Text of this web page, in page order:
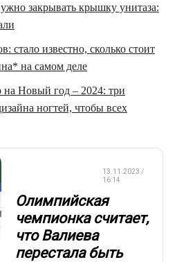
закрывать крышку унитаза:
стало известно, сколько стоит
на самом деле
Новый год – 2024: три
ногтей, чтобы всех
13.11.2023 /
16:14
Олимпийская
чемпионка считает,
что Валиева
перестала быть